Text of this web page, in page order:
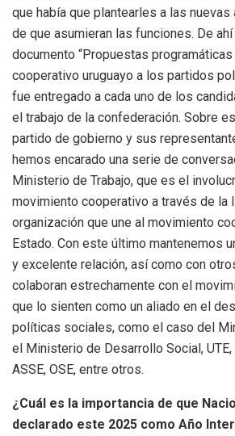
que había que plantearles a las
de que asumieran las funciones. De
documento “Propuestas
cooperativo uruguayo a los partidos
fue entregado a cada uno de los
el trabajo de la confederación. Sobre
partido de gobierno y sus
hemos encarado una serie de
Ministerio de Trabajo, que es el
movimiento cooperativo a través de la
organización que une al movimiento
Estado. Con este último mantenemos
y excelente relación, así como con
colaboran estrechamente con el
que lo sienten como un aliado en el
políticas sociales, como el caso del
el Ministerio de Desarrollo Social,
ASSE, OSE, entre otros.
¿Cuál es la importancia de que
declarado este 2025 como Año